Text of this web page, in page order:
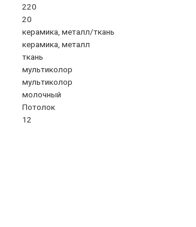
220
20
керамика, металл/ткань
керамика, металл
ткань
мультиколор
мультиколор
молочный
Потолок
12